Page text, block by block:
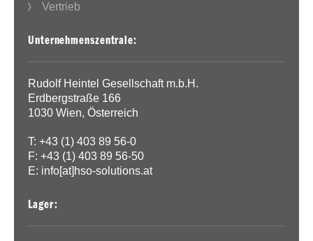
Vertrieb
Unternehmenszentrale:
Rudolf Heintel Gesellschaft m.b.H.
Erdbergstraße 166
1030 Wien, Österreich
T: +43 (1) 403 89 56-0
F: +43 (1) 403 89 56-50
E: info[at]hso-solutions.at
Lager: